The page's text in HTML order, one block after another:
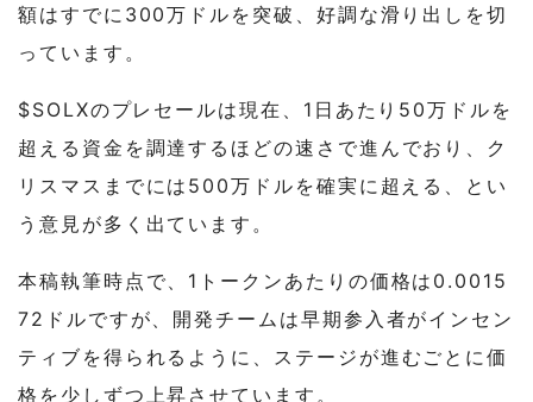
額はすでに300万ドルを突破、好調な滑り出しを切
っています。
$SOLXのプレセールは現在、1日あたり50万ドルを
超える資金を調達するほどの速さで進んでおり、ク
リスマスまでには500万ドルを確実に超える、とい
う意見が多く出ています。
本稿執筆時点で、1トークンあたりの価格は0.0015
72ドルですが、開発チームは早期参入者がインセン
ティブを得られるように、ステージが進むごとに価
格を少しずつ上昇させています。